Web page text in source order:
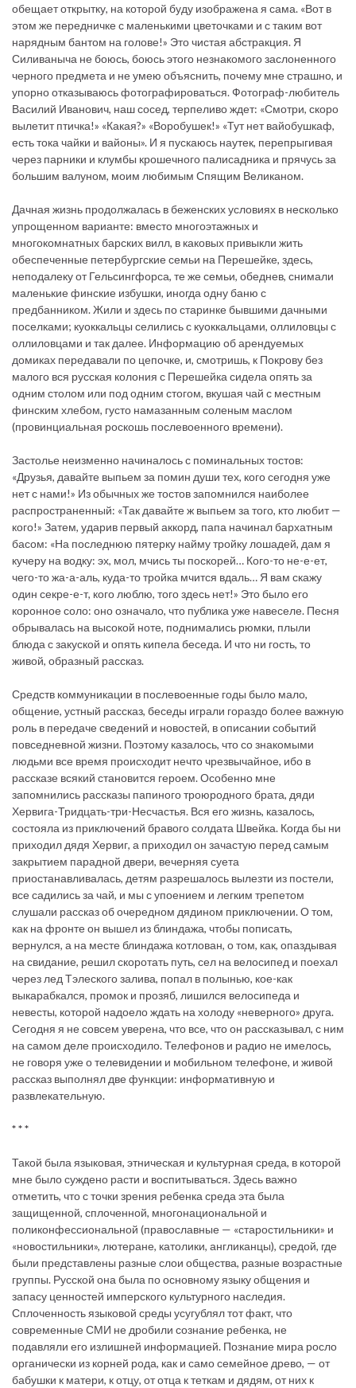
обещает открытку, на которой буду изображена я сама. «Вот в
этом же передничке с маленькими цветочками и с таким вот
нарядным бантом на голове!» Это чистая абстракция. Я
Силиваныча не боюсь, боюсь этого незнакомого заслоненного
черного предмета и не умею объяснить, почему мне страшно, и
упорно отказываюсь фотографироваться. Фотограф-любитель
Василий Иванович, наш сосед, терпеливо ждет: «Смотри, скоро
вылетит птичка!» «Какая?» «Воробушек!» «Тут нет вайобушкаф,
есть тока чайки и вайоны». И я пускаюсь наутек, перепрыгивая
через парники и клумбы крошечного палисадника и прячусь за
большим валуном, моим любимым Спящим Великаном.
Дачная жизнь продолжалась в беженских условиях в несколько
упрощенном варианте: вместо многоэтажных и
многокомнатных барских вилл, в каковых привыкли жить
обеспеченные петербургские семьи на Перешейке, здесь,
неподалеку от Гельсингфорса, те же семьи, обеднев, снимали
маленькие финские избушки, иногда одну баню с
предбанником. Жили и здесь по старинке бывшими дачными
поселками; куоккальцы селились с куоккальцами, оллиловцы с
оллиловцами и так далее. Информацию об арендуемых
домиках передавали по цепочке, и, смотришь, к Покрову без
малого вся русская колония с Перешейка сидела опять за
одним столом или под одним стогом, вкушая чай с местным
финским хлебом, густо намазанным соленым маслом
(провинциальная роскошь послевоенного времени).
Застолье неизменно начиналось с поминальных тостов:
«Друзья, давайте выпьем за помин души тех, кого сегодня уже
нет с нами!» Из обычных же тостов запомнился наиболее
распространенный: «Так давайте ж выпьем за того, кто любит —
кого!» Затем, ударив первый аккорд, папа начинал бархатным
басом: «На последнюю пятерку найму тройку лошадей, дам я
кучеру на водку: эх, мол, мчись ты поскорей… Кого-то не-е-ет,
чего-то жа-а-аль, куда-то тройка мчится вдаль… Я вам скажу
один секре-е-т, кого люблю, того здесь нет!» Это было его
коронное соло: оно означало, что публика уже навеселе. Песня
обрывалась на высокой ноте, поднимались рюмки, плыли
блюда с закуской и опять кипела беседа. И что ни гость, то
живой, образный рассказ.
Средств коммуникации в послевоенные годы было мало,
общение, устный рассказ, беседы играли гораздо более важную
роль в передаче сведений и новостей, в описании событий
повседневной жизни. Поэтому казалось, что со знакомыми
людьми все время происходит нечто чрезвычайное, ибо в
рассказе всякий становится героем. Особенно мне
запомнились рассказы папиного троюродного брата, дяди
Хервига-Тридцать-три-Несчастья. Вся его жизнь, казалось,
состояла из приключений бравого солдата Швейка. Когда бы ни
приходил дядя Хервиг, а приходил он зачастую перед самым
закрытием парадной двери, вечерняя суета
приостанавливалась, детям разрешалось вылезти из постели,
все садились за чай, и мы с упоением и легким трепетом
слушали рассказ об очередном дядином приключении. О том,
как на фронте он вышел из блиндажа, чтобы пописать,
вернулся, а на месте блиндажа котлован, о том, как, опаздывая
на свидание, решил скоротать путь, сел на велосипед и поехал
через лед Тэлеского залива, попал в полынью, кое-как
выкарабкался, промок и прозяб, лишился велосипеда и
невесты, которой надоело ждать на холоду «неверного» друга.
Сегодня я не совсем уверена, что все, что он рассказывал, с ним
на самом деле происходило. Телефонов и радио не имелось,
не говоря уже о телевидении и мобильном телефоне, и живой
рассказ выполнял две функции: информативную и
развлекательную.
* * *
Такой была языковая, этническая и культурная среда, в которой
мне было суждено расти и воспитываться. Здесь важно
отметить, что с точки зрения ребенка среда эта была
защищенной, сплоченной, многонациональной и
поликонфессиональной (православные — «старостильники» и
«новостильники», лютеране, католики, англиканцы), средой, где
были представлены разные слои общества, разные возрастные
группы. Русской она была по основному языку общения и
запасу ценностей имперского культурного наследия.
Сплоченность языковой среды усугублял тот факт, что
современные СМИ не дробили сознание ребенка, не
подавляли его излишней информацией. Познание мира росло
органически из корней рода, как и само семейное древо, — от
бабушки к матери, к отцу, от отца к теткам и дядям, от них к